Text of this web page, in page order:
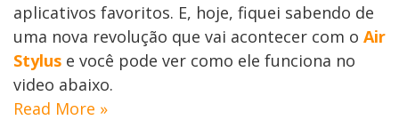
aplicativos favoritos. E, hoje, fiquei sabendo de
uma nova revolução que vai acontecer com o Air
Stylus e você pode ver como ele funciona no
video abaixo.
Read More »